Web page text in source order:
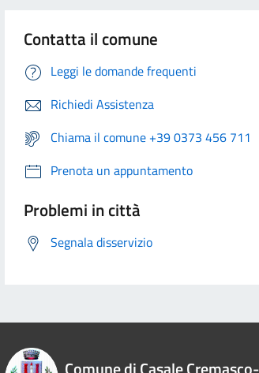
Contatta il comune
Leggi le domande frequenti
Richiedi Assistenza
Chiama il comune +39 0373 456 711
Prenota un appuntamento
Problemi in città
Segnala disservizio